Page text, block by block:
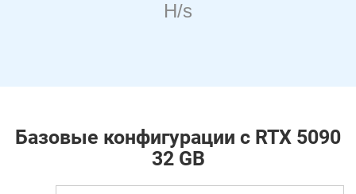
H/s
Базовые конфигурации с RTX 5090
32 GB